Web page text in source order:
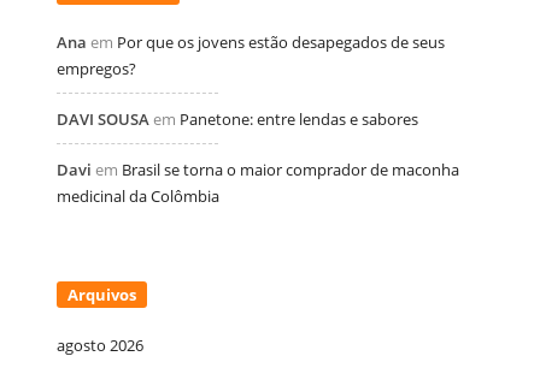
Ana em Por que os jovens estão desapegados de seus
empregos?
DAVI SOUSAem Panetone: entre lendas e sabores
Davi em Brasil se torna o maior comprador de maconha
medicinal da Colômbia
Arquivos
agosto 2026